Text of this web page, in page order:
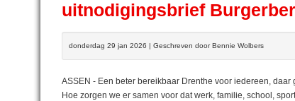
uitnodigingsbrief
donderdag 29 jan 2026 | Geschreven door Bennie Wolbers
ASSEN - Een beter bereikbaar Drenthe voor iedereen,
Hoe zorgen we er samen voor dat werk, familie, school,